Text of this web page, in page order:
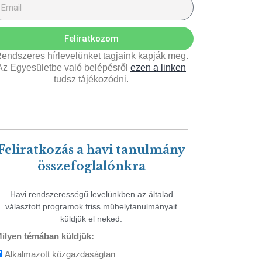
Feliratkozom
hírlevelünket tagjaink kapják meg.
Egyesületbe való belépésről ezen a linken
tudsz tájékozódni.
a havi tanulmány
összefoglalónkra
Havi rendszerességű levelünkben az általad
választott programok friss műhelytanulmányait
küldjük el neked.
témában küldjük:
Alkalmazott közgazdaságtan